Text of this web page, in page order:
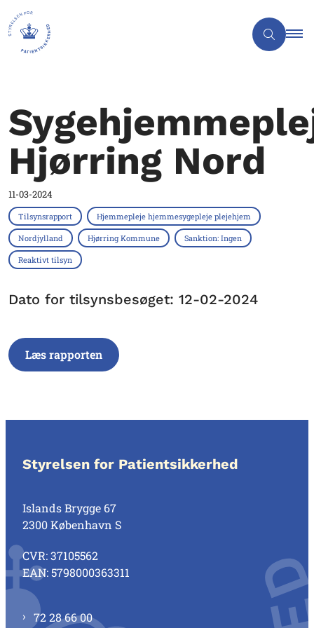
Hjørring Nord
11-03-2024
Tilsynsrapport Hjemmepleje hjemmesygepleje plejehjem
Nordjylland Hjørring Kommune Sanktion: Ingen
Reaktivt tilsyn
Dato for tilsynsbesøget: 12-02-2024
Læs rapporten
Styrelsen for Patientsikkerhed
Islands Brygge 67
2300 København S
CVR: 37105562
EAN: 5798000363311
72 28 66 00